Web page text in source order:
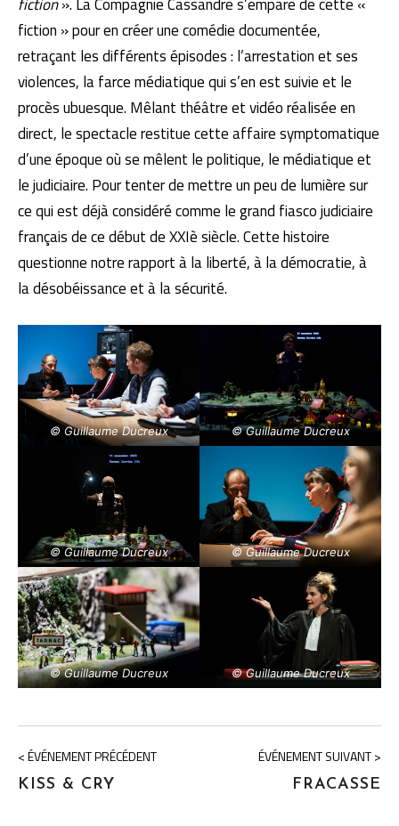
fiction » pour en créer une comédie documentée,
retraçant les différents épisodes : l’arrestation et ses
violences, la farce médiatique qui s’en est suivie et le
procès ubuesque. Mêlant théâtre et vidéo réalisée en
direct, le spectacle restitue cette affaire symptomatique
d’une époque où se mêlent le politique, le médiatique et
le judiciaire. Pour tenter de mettre un peu de lumière sur
ce qui est déjà considéré comme le grand fiasco judiciaire
français de ce début de XXIè siècle. Cette histoire
questionne notre rapport à la liberté, à la démocratie, à
la désobéissance et à la sécurité.
© Guillaume Ducreux © Guillaume Ducreux
© Guillaume Ducreux © Guillaume Ducreux
© Guillaume Ducreux © Guillaume Ducreux
< ÉVÉNEMENT PRÉCÉDENT
KISS & CRY
ÉVÉNEMENT SUIVANT >
FRACASSE